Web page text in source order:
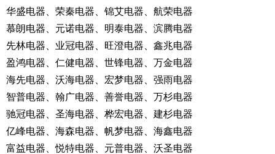
华盛电器、荣秦电器、锦艾电器、航荣电器
慕朗电器、元诺电器、明泰电器、滨腾电器
先林电器、业冠电器、旺澄电器、鑫兆电器
盈鸿电器、仁健电器、世锋电器、万金电器
海先电器、沃海电器、宏梦电器、强雨电器
智普电器、翰广电器、善誉电器、万杉电器
驰冠电器、圣海电器、桦宏电器、建杉电器
亿峰电器、海森电器、帆梦电器、海鑫电器
富益电器、悦特电器、元普电器、沃圣电器